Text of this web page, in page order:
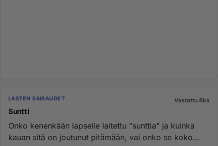
LASTEN SAIRAUDET Vastattu 8kk
Suntti
Onko kenenkään lapselle laitettu "sunttia" ja kuinka
kauan sitä on joutunut pitämään, vai onko se koko